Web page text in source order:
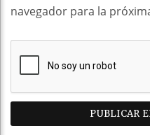
navegador para la